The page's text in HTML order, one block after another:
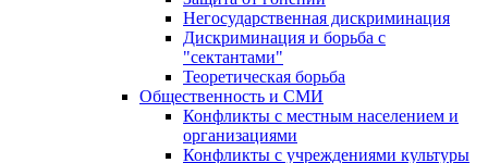
Негосударственная дискриминация
Дискриминация и борьба с
"сектантами"
Теоретическая борьба
Общественность и СМИ
Конфликты с местным населением и
организациями
Конфликты с учреждениями культуры